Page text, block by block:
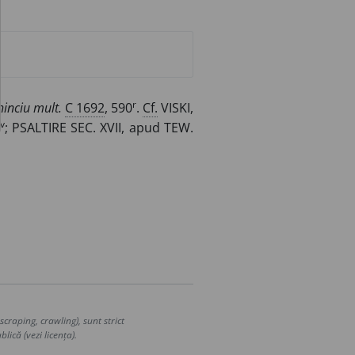
mult. C 1692, 590r. Cf. VISKI,
v; PSALTIRE SEC. XVII, apud TEW.
crawling), sunt strict
(vezi licența).